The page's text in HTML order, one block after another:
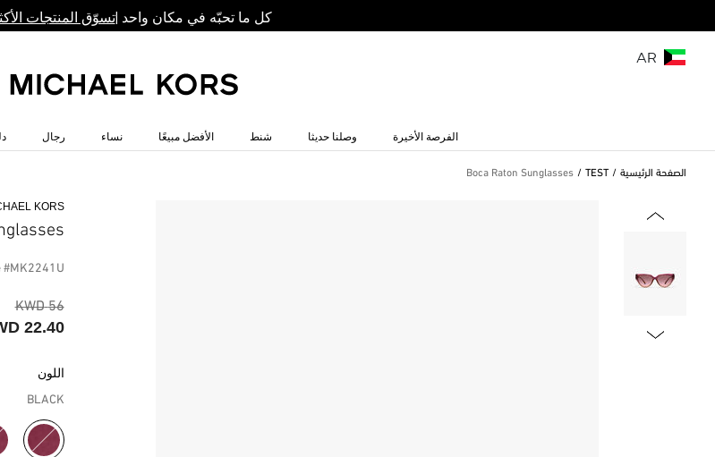
كل ما تحبّه في مكان واحد |تسوّق المنتجات
AR
الفرصة الأخيرة وصلنا حديثا شنط الأفضل مبيعًا نساء رجال
الصفحة الرئيسية TEST
Boca Raton Sunglasses
KORS
#MK2241U
56 KWD
22.40 KWD
اللون
BLACK
مختار